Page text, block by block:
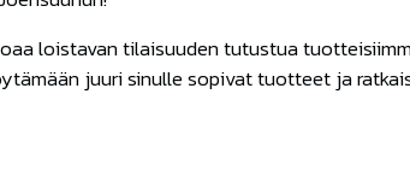
loistavan tilaisuuden tutustua
juuri sinulle sopivat tuotteet ja